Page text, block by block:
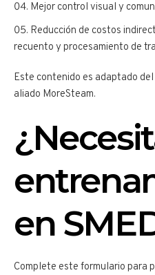
Mejor control visual y
Reducción de costos
recuento y procesamiento de
Este contenido es adaptado
aliado MoreSteam.
en
Complete este formulario para